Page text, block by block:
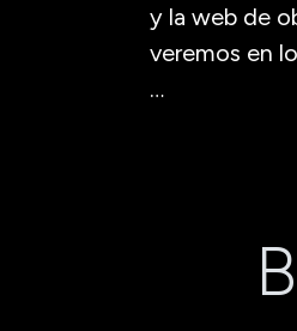
y la web de
veremos en
…